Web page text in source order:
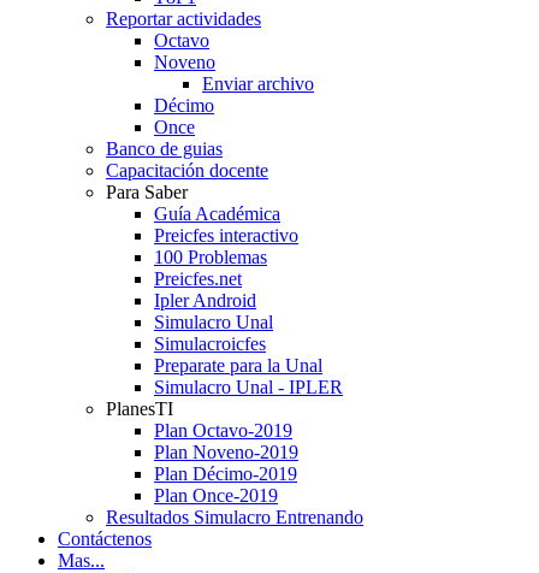
Reportar actividades
Octavo
Noveno
Enviar archivo
Décimo
Once
Banco de guias
Capacitación docente
Para Saber
Guía Académica
Preicfes interactivo
100 Problemas
Preicfes.net
Ipler Android
Simulacro Unal
Simulacroicfes
Preparate para la Unal
Simulacro Unal - IPLER
PlanesTI
Plan Octavo-2019
Plan Noveno-2019
Plan Décimo-2019
Plan Once-2019
Resultados Simulacro Entrenando
Contáctenos
Mas...